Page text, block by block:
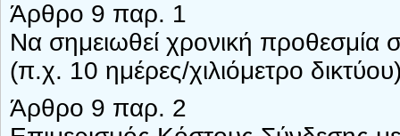
Άρθρο 9 παρ. 1
Να σημειωθεί χρονική προθεσμία
(π.χ. 10 ημέρες/χιλιόμετρο
Άρθρο 9 παρ. 2